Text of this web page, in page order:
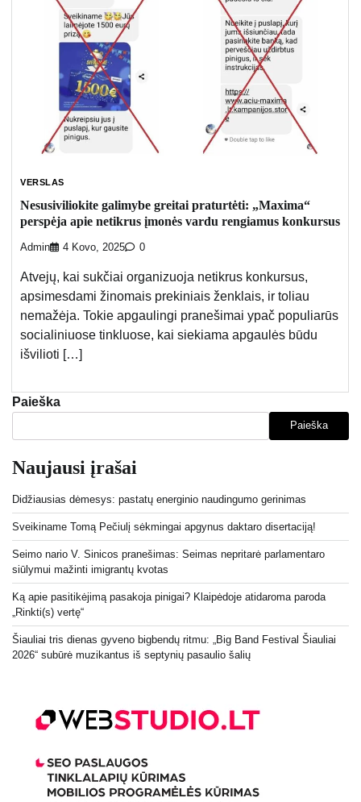
VERSLAS
Nesusiviliokite galimybe greitai praturtėti: „Maxima“
perspėja apie netikrus įmonės vardu rengiamus konkursus
Admin 4 Kovo, 2025 0
Atvejų, kai sukčiai organizuoja netikrus konkursus,
apsimesdami žinomais prekiniais ženklais, ir toliau
nemažėja. Tokie apgaulingi pranešimai ypač populiarūs
socialiniuose tinkluose, kai siekiama apgaulės būdu
išvilioti […]
Paieška
Paieška
Naujausi įrašai
Didžiausias dėmesys: pastatų energinio naudingumo gerinimas
Sveikiname Tomą Pečiulį sėkmingai apgynus daktaro disertaciją!
Seimo nario V. Sinicos pranešimas: Seimas nepritarė parlamentaro
siūlymui mažinti imigrantų kvotas
Ką apie pasitikėjimą pasakoja pinigai? Klaipėdoje atidaroma paroda
„Rinkti(s) vertę“
Šiauliai tris dienas gyveno bigbendų ritmu: „Big Band Festival Šiauliai
2026“ subūrė muzikantus iš septynių pasaulio šalių